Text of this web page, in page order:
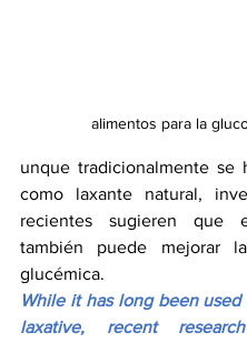
alimentos para la
unque tradicionalmente se
como laxante natural,
recientes sugieren que
también puede mejorar
glucémica.
While it has long been used
laxative, recent